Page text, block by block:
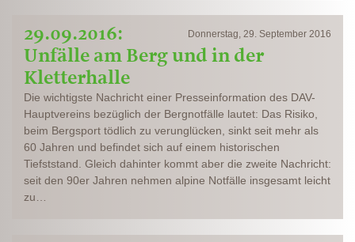
Donnerstag, 29. September 2016
29.09.2016:
Unfälle am Berg und in der
Kletterhalle
Die wichtigste Nachricht einer Presseinformation des DAV-
Hauptvereins bezüglich der Bergnotfälle lautet: Das Risiko,
beim Bergsport tödlich zu verunglücken, sinkt seit mehr als
60 Jahren und befindet sich auf einem historischen
Tiefststand. Gleich dahinter kommt aber die zweite Nachricht:
seit den 90er Jahren nehmen alpine Notfälle insgesamt leicht
zu…